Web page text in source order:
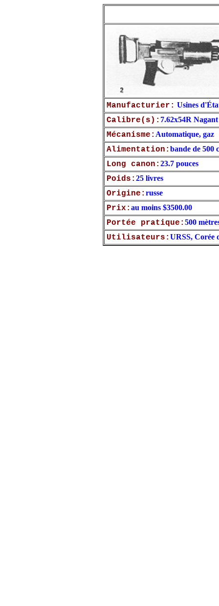
Manufacturier: Usines
Calibre(s): 7.62x54R Nagant
Mécanisme: Automatique, gaz
Alimentation: bande de 500
Long canon: 23.7 pouces
Poids: 25 livres
Origine: russe
Prix: au moins $3500.00
Portée pratique: 500
Utilisateurs: URSS, Corée